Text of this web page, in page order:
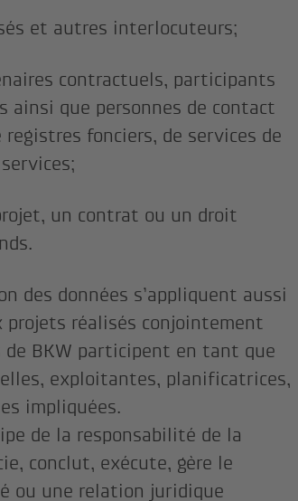
et autres interlocuteurs;
contractuels, participants
ainsi que personnes de contact
fonciers, de services de
un contrat ou un droit
des données s’appliquent aussi
projets réalisés conjointement
de BKW participent en tant que
exploitantes, planificatrices,
impliquées.
de la responsabilité de la
conclut, exécute, gère le
ou une relation juridique